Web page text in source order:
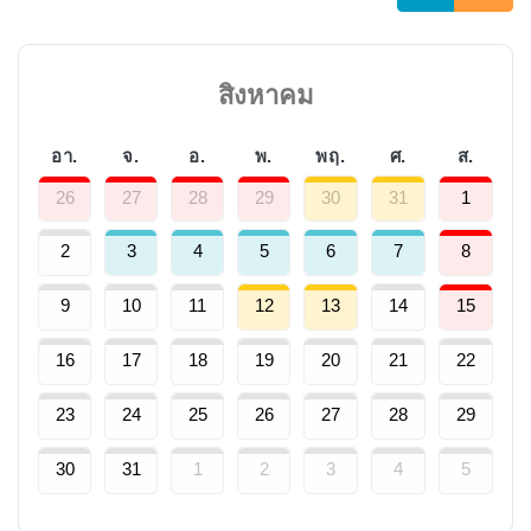
สิงหาคม
อา. จ. อ. พ. พฤ. ศ. ส.
26 27 28 29 30 31 1
2 3 4 5 6 7 8
9 10 11 12 13 14 15
16 17 18 19 20 21 22
23 24 25 26 27 28 29
30 31 1 2 3 4 5